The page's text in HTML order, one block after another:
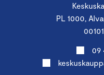
PL 1000,
09